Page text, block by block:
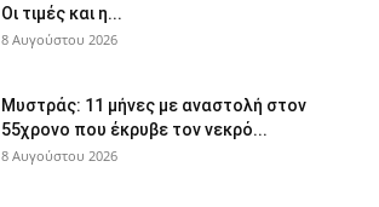
Οι τιμές και η...
8 Αυγούστου 2026
Μυστράς: 11 μήνες με αναστολή στον
55χρονο που έκρυβε τον νεκρό...
8 Αυγούστου 2026